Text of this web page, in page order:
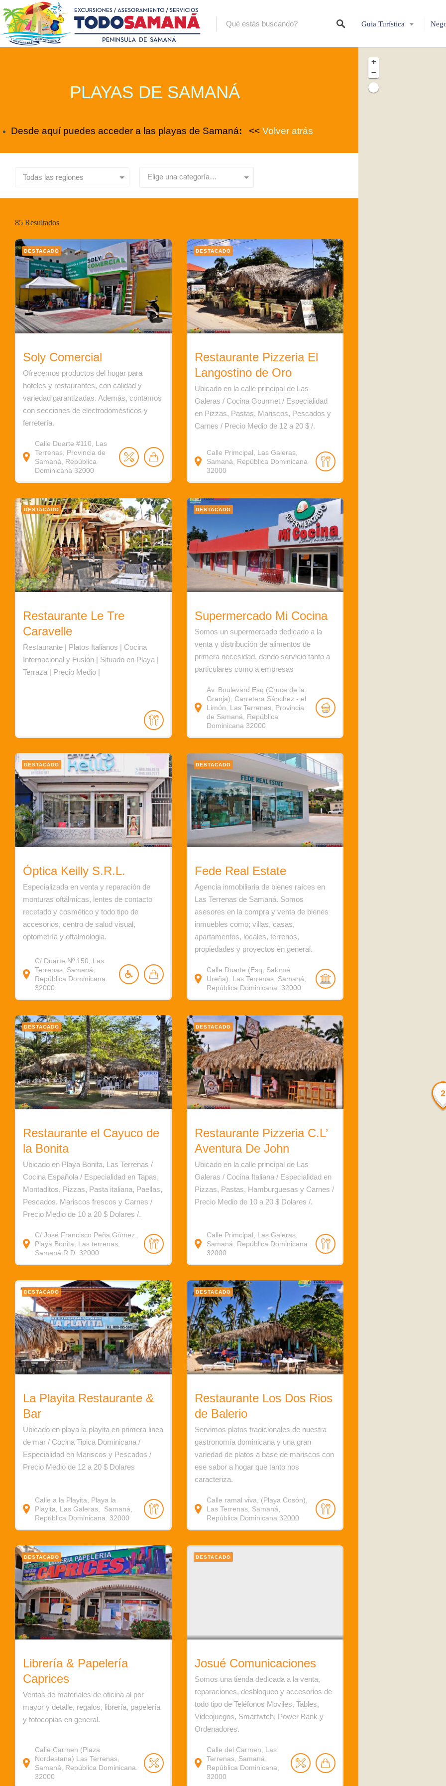
Guia Turística
PLAYAS DE SAMANÁ
Desde aquí puedes acceder a las playas de Samaná: << Volver atrás
Todas las regiones Elige una categoría…
85 Resultados
DESTACADO
Soly Comercial
Ofrecemos productos del hogar para
hoteles y restaurantes, con calidad y
variedad garantizadas. Además, contamos
con secciones de electrodomésticos y
ferretería.
Calle Duarte #110, Las
Terrenas, Provincia de
Samaná, República
Dominicana 32000
DESTACADO
Restaurante Pizzeria El
Langostino de Oro
Ubicado en la calle principal de Las
Galeras / Cocina Gourmet / Especialidad
en Pizzas, Pastas, Mariscos, Pescados y
Carnes / Precio Medio de 12 a 20 $ /.
Calle Primcipal, Las Galeras,
Samaná, República Dominicana
32000
DESTACADO
Restaurante Le Tre
Caravelle
Restaurante | Platos Italianos | Cocina
Internacional y Fusión | Situado en Playa |
Terraza | Precio Medio |
DESTACADO
Supermercado Mi Cocina
Somos un supermercado dedicado a la
venta y distribución de alimentos de
primera necesidad, dando servicio tanto a
particulares como a empresas
Av. Boulevard Esq (Cruce de la
Granja), Carretera Sánchez - el
Limón, Las Terrenas, Provincia
de Samaná, República
Dominicana 32000
DESTACADO
Óptica Keilly S.R.L.
Especializada en venta y reparación de
monturas oftálmicas, lentes de contacto
recetado y cosmético y todo tipo de
accesorios, centro de salud visual,
optometría y oftalmologia.
C/ Duarte Nº 150, Las
Terrenas, Samaná,
República Dominicana.
32000
DESTACADO
Fede Real Estate
Agencia inmobiliaria de bienes raíces en
Las Terrenas de Samaná. Somos
asesores en la compra y venta de bienes
inmuebles como; villas, casas,
apartamentos, locales, terrenos,
propiedades y proyectos en general.
Calle Duarte (Esq, Salomé
Ureña). Las Terrenas, Samaná,
República Dominicana. 32000
DESTACADO
Restaurante el Cayuco de
la Bonita
Ubicado en Playa Bonita, Las Terrenas /
Cocina Española / Especialidad en Tapas,
Montaditos, Pizzas, Pasta italiana, Paellas,
Pescados, Mariscos frescos y Carnes /
Precio Medio de 10 a 20 $ Dolares /.
C/ José Francisco Peña Gómez,
Playa Bonita, Las terrenas,
Samaná R.D. 32000
DESTACADO
Restaurante Pizzeria C.L’
Aventura De John
Ubicado en la calle principal de Las
Galeras / Cocina Italiana / Especialidad en
Pizzas, Pastas, Hamburguesas y Carnes /
Precio Medio de 10 a 20 $ Dolares /.
Calle Primcipal, Las Galeras,
Samaná, República Dominicana
32000
DESTACADO
La Playita Restaurante &
Bar
Ubicado en playa la playita en primera linea
de mar / Cocina Tipica Dominicana /
Especialidad en Mariscos y Pescados /
Precio Medio de 12 a 20 $ Dolares
Calle a la Playita, Playa la
Playita, Las Galeras, Samaná,
República Dominicana. 32000
DESTACADO
Restaurante Los Dos Rios
de Balerio
Servimos platos tradicionales de nuestra
gastronomía dominicana y una gran
variedad de platos a base de mariscos con
ese sabor a hogar que tanto nos
caracteriza.
Calle ramal viva, (Playa Cosón),
Las Terrenas, Samaná,
República Dominicana 32000
DESTACADO
Librería & Papelería
Caprices
Ventas de materiales de oficina al por
mayor y detalle, regalos, librería, papelería
y fotocopias en general.
Calle Carmen (Plaza
Nordestana) Las Terrenas,
Samaná, República Dominicana.
32000
DESTACADO
Josué Comunicaciones
Somos una tienda dedicada a la venta,
reparaciones, desbloqueo y accesorios de
todo tipo de Teléfonos Moviles, Tables,
Videojuegos, Smartwtch, Power Bank y
Ordenadores.
Calle del Carmen, Las
Terrenas, Samaná,
República Dominicana,
32000
2
+
−